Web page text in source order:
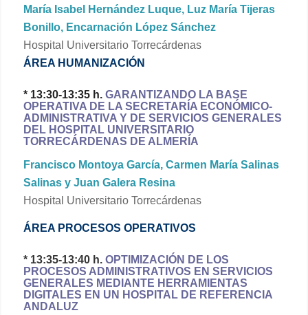
María Isabel Hernández Luque, Luz María Tijeras
Bonillo, Encarnación López Sánchez
Hospital Universitario Torrecárdenas
ÁREA HUMANIZACIÓN
* 13:30-13:35 h. GARANTIZANDO LA BASE
OPERATIVA DE LA SECRETARÍA ECONÓMICO-
ADMINISTRATIVA Y DE SERVICIOS GENERALES
DEL HOSPITAL UNIVERSITARIO
TORRECÁRDENAS DE ALMERÍA
Francisco Montoya García, Carmen María Salinas
Salinas y Juan Galera Resina
Hospital Universitario Torrecárdenas
ÁREA PROCESOS OPERATIVOS
* 13:35-13:40 h. OPTIMIZACIÓN DE LOS
PROCESOS ADMINISTRATIVOS EN SERVICIOS
GENERALES MEDIANTE HERRAMIENTAS
DIGITALES EN UN HOSPITAL DE REFERENCIA
ANDALUZ